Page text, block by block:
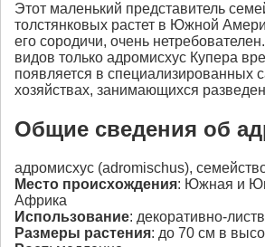
Этот маленький представитель
толстянковых растет в Южной
его сородичи, очень
видов только адромисхус Купера
появляется в специализированных
хозяйствах, занимающихся
Общие сведения об
адромисхус (adromischus),
Место происхождения: Южная и
Африка
Использование: декоративно-
Размеры растения: до 70 см в